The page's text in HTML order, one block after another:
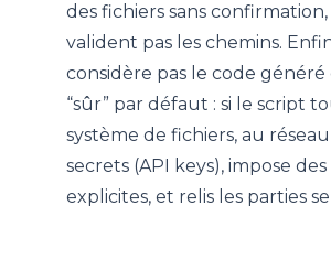
des fichiers sans
valident pas les chemins.
considère pas le code généré
“sûr” par défaut : si le script
système de fichiers, au
secrets (API keys), impose
explicites, et relis les parties